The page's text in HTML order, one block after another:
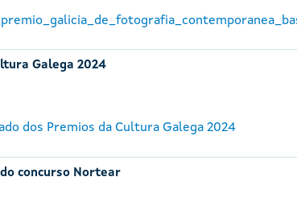
Galega 2024
dos Premios da Cultura Galega 2024
do concurso Nortear